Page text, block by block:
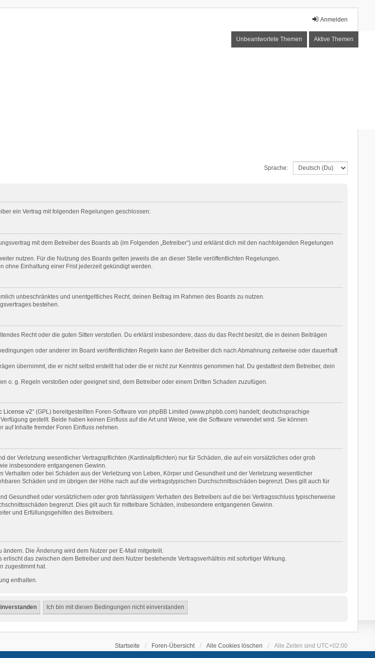
Anmelden
Unbeantwortete Themen Aktive Themen
Sprache:
ein Vertrag mit folgenden Regelungen geschlossen:
mit dem Betreiber des Boards ab (im Folgenden „Betreiber“) und erklärst dich mit den nachfolgenden Regelungen
nutzen. Für die Nutzung des Boards gelten jeweils die an dieser Stelle veröffentlichten Regelungen.
ohne Einhaltung einer Frist jederzeit gekündigt werden.
unbeschränktes und unentgeltliches Recht, deinen Beitrag im Rahmen des Boards zu nutzen.
bestehen.
Recht oder die guten Sitten verstoßen. Du erklärst insbesondere, dass du das Recht besitzt, die in deinen Beiträgen
oder anderer im Board veröffentlichten Regeln kann der Betreiber dich nach Abmahnung zeitweise oder dauerhaft
übernimmt, die er nicht selbst erstellt hat oder die er nicht zur Kenntnis genommen hat. Du gestattest dem Betreiber, dein
o. g. Regeln verstoßen oder geeignet sind, dem Betreiber oder einem Dritten Schaden zuzufügen.
License v2“ (GPL) bereitgestellten Foren-Software von phpBB Limited (www.phpbb.com) handelt; deutschsprachige
gestellt. Beide haben keinen Einfluss auf die Art und Weise, wie die Software verwendet wird. Sie können
auf Inhalte fremder Foren Einfluss nehmen.
der Verletzung wesentlicher Vertragspflichten (Kardinalpflichten) nur für Schäden, die auf ein vorsätzliches oder grob
insbesondere entgangenen Gewinn.
oder bei Schäden aus der Verletzung von Leben, Körper und Gesundheit und der Verletzung wesentlicher
Schäden und im übrigen der Höhe nach auf die vertragstypischen Durchschnittsschäden begrenzt. Dies gilt auch für
Gesundheit oder vorsätzlichem oder grob fahrlässigem Verhalten des Betreibers auf die bei Vertragsschluss typischerweise
begrenzt. Dies gilt auch für mittelbare Schäden, insbesondere entgangenen Gewinn.
und Erfüllungsgehilfen des Betreibers.
Die Änderung wird dem Nutzer per E-Mail mitgeteilt.
das zwischen dem Betreiber und dem Nutzer bestehende Vertragsverhältnis mit sofortiger Wirkung.
zugestimmt hat.
enthalten.
Startseite Foren-Übersicht Alle Cookies löschen Alle Zeiten sind UTC+02:00